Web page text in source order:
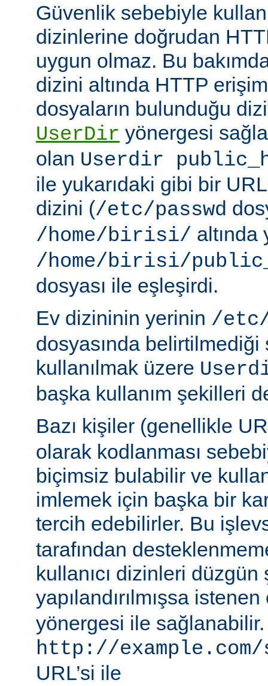
Güvenlik sebebiyle
dizinlerine doğrudan
uygun olmaz. Bu
dizini altında HTTP
dosyaların bulunduğu
UserDir yönergesi
olan Userdir
ile yukarıdaki gibi bir URL
dizini (/etc/passwd
/home/birisi/ altında
/home/birisi/
dosyası ile eşleşirdi.
Ev dizininin yerinin /etc/
dosyasında belirtilmediği
kullanılmak üzere
başka kullanım şekilleri
Bazı kişiler (genellikle
olarak kodlanması
biçimsiz bulabilir ve
imlemek için başka bir
tercih edebilirler. Bu
tarafından
kullanıcı dizinleri düzgün
yapılandırılmışsa
yönergesi ile
http://
URL’si ile